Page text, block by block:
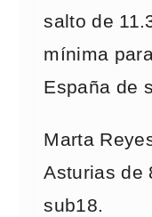
salto de
mínima
España de
Marta
Asturias de
sub18.